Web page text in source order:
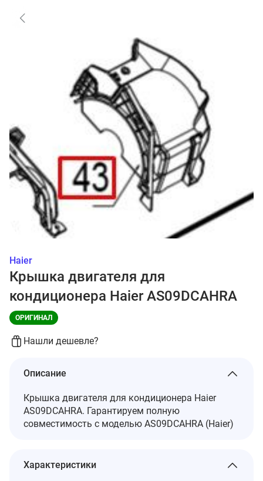
Haier
Крышка двигателя для
кондиционера Haier AS09DCAHRA
ОРИГИНАЛ
Нашли дешевле?
Описание
Крышка двигателя для кондиционера Haier
AS09DCAHRA. Гарантируем полную
совместимость с моделью AS09DCAHRA (Haier)
Характеристики